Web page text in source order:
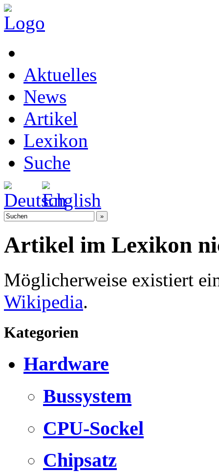
Aktuelles
News
Artikel
Lexikon
Suche
Artikel im Lexikon
Möglicherweise existiert
Wikipedia.
Kategorien
Hardware
Bussystem
CPU-Sockel
Chipsatz